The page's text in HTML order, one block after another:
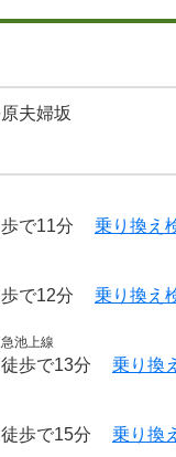
夫婦坂
で11分 乗り換え
で12分 乗り換え
池上線
歩で13分 乗り換
歩で15分 乗り換